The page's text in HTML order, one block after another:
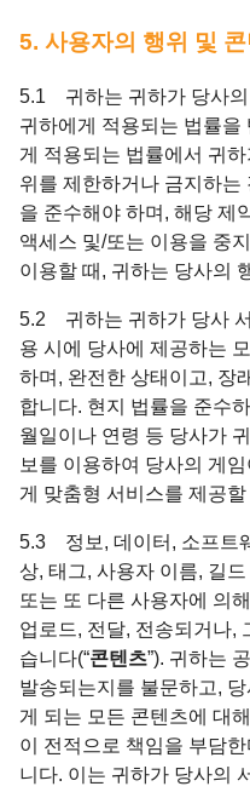
5. 사용자의 행위 및
5.1 귀하는 귀하가 당사의
귀하에게 적용되는 법률을
게 적용되는 법률에서 귀
위를 제한하거나 금지하는
을 준수해야 하며, 해당 제
액세스 및/또는 이용을 중
이용할 때, 귀하는 당사의
5.2 귀하는 귀하가 당사
용 시에 당사에 제공하는
하며, 완전한 상태이고, 장
합니다. 현지 법률을 준수
월일이나 연령 등 당사가
보를 이용하여 당사의 게
게 맞춤형 서비스를 제공
5.3 정보, 데이터, 소프트
상, 태그, 사용자 이름, 길
또는 또 다른 사용자에 의
업로드, 전달, 전송되거나,
습니다(“콘텐츠”). 귀하는
발송되는지를 불문하고,
게 되는 모든 콘텐츠에 대
이 전적으로 책임을 부담
니다. 이는 귀하가 당사의